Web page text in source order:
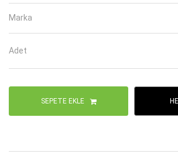
Marka
Adet
SEPETE EKLE